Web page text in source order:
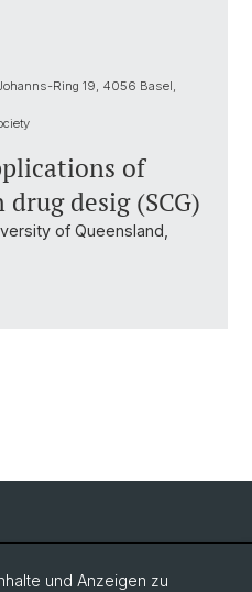
Ring 19, 4056 Basel,
of
desig (SCG)
of Queensland,
und Anzeigen zu